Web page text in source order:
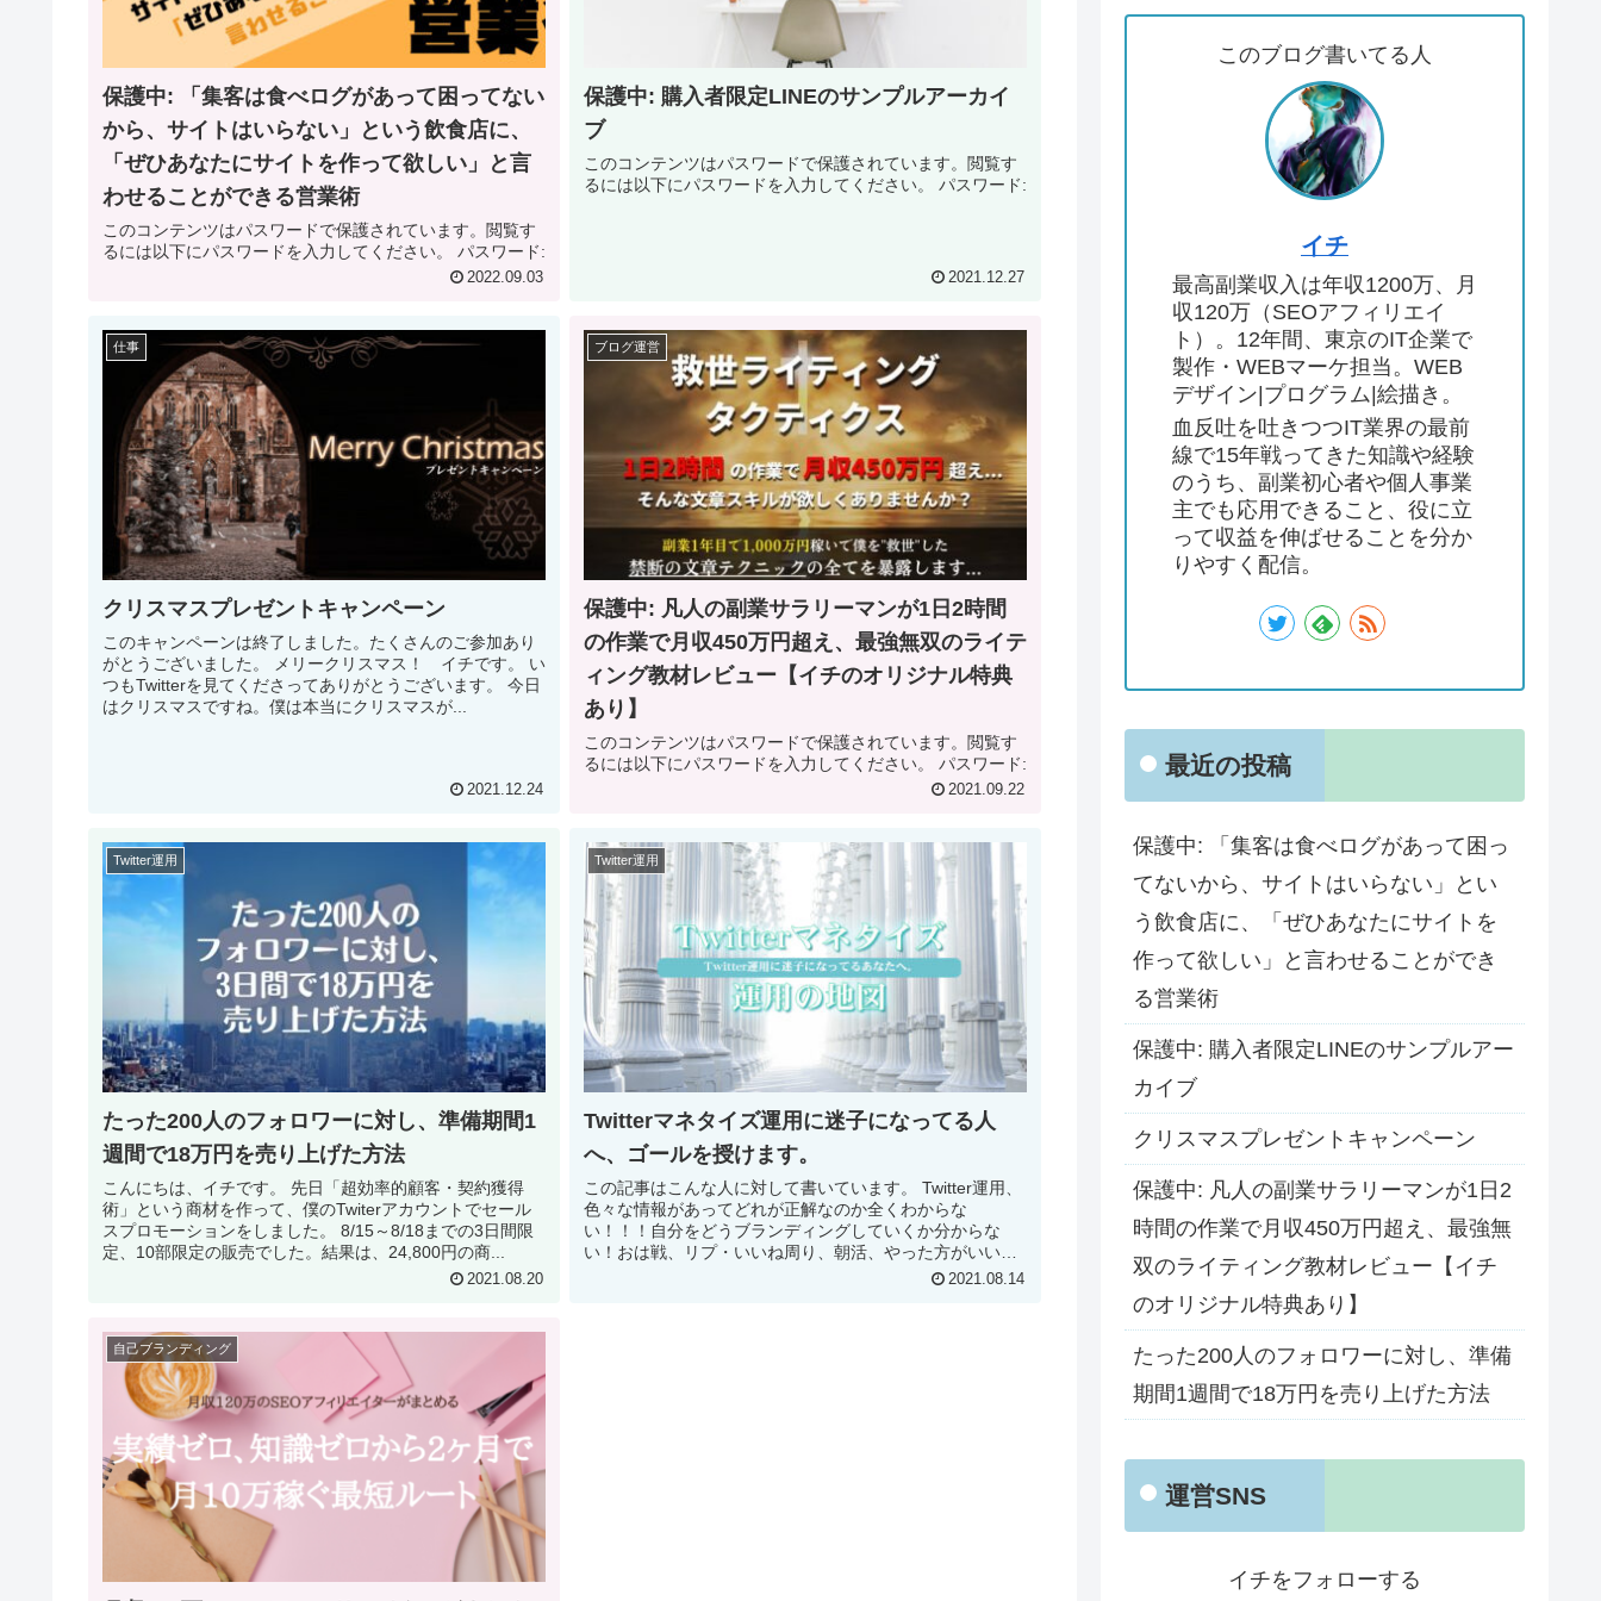
保護中: 「集客は食べログがあって困ってない
から、サイトはいらない」という飲食店に、
「ぜひあなたにサイトを作って欲しい」と言
わせることができる営業術
このコンテンツはパスワードで保護されています。閲覧す
るには以下にパスワードを入力してください。 パスワード:
2022.09.03
保護中: 購入者限定LINEのサンプルアーカイ
ブ
このコンテンツはパスワードで保護されています。閲覧す
るには以下にパスワードを入力してください。 パスワード:
2021.12.27
仕事
クリスマスプレゼントキャンペーン
このキャンペーンは終了しました。たくさんのご参加あり
がとうございました。 メリークリスマス！ イチです。 い
つもTwitterを見てくださってありがとうございます。 今日
はクリスマスですね。僕は本当にクリスマスが...
2021.12.24
ブログ運営
保護中: 凡人の副業サラリーマンが1日2時間
の作業で月収450万円超え、最強無双のライテ
ィング教材レビュー【イチのオリジナル特典
あり】
このコンテンツはパスワードで保護されています。閲覧す
るには以下にパスワードを入力してください。 パスワード:
2021.09.22
Twitter運用
たった200人のフォロワーに対し、準備期間1
週間で18万円を売り上げた方法
こんにちは、イチです。 先日「超効率的顧客・契約獲得
術」という商材を作って、僕のTwiterアカウントでセール
スプロモーションをしました。 8/15～8/18までの3日間限
定、10部限定の販売でした。結果は、24,800円の商...
2021.08.20
Twitter運用
Twitterマネタイズ運用に迷子になってる人
へ、ゴールを授けます。
この記事はこんな人に対して書いています。 Twitter運用、
色々な情報があってどれが正解なのか全くわからな
い！！！自分をどうブランディングしていくか分からな
い！おは戦、リプ・いいね周り、朝活、やった方がいい
2021.08.14
自己ブランディング
このブログ書いてる人
イチ
最高副業収入は年収1200万、月
収120万（SEOアフィリエイ
ト）。12年間、東京のIT企業で
製作・WEBマーケ担当。WEB
デザイン|プログラム|絵描き。
血反吐を吐きつつIT業界の最前
線で15年戦ってきた知識や経験
のうち、副業初心者や個人事業
主でも応用できること、役に立
って収益を伸ばせることを分か
りやすく配信。
最近の投稿
保護中: 「集客は食べログがあって困っ
てないから、サイトはいらない」とい
う飲食店に、「ぜひあなたにサイトを
作って欲しい」と言わせることができ
る営業術
保護中: 購入者限定LINEのサンプルアー
カイブ
クリスマスプレゼントキャンペーン
保護中: 凡人の副業サラリーマンが1日2
時間の作業で月収450万円超え、最強無
双のライティング教材レビュー【イチ
のオリジナル特典あり】
たった200人のフォロワーに対し、準備
期間1週間で18万円を売り上げた方法
運営SNS
イチをフォローする